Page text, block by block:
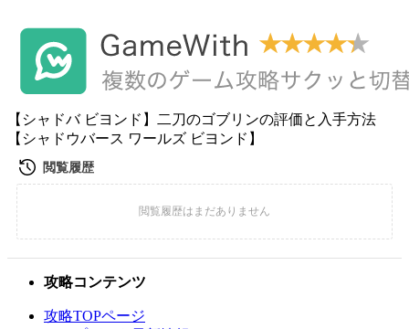
【シャドバ ビヨンド】二刀のゴブリンの評価と入手方法
【シャドウバース ワールズ ビヨンド】
攻略コンテンツ
攻略TOPページ